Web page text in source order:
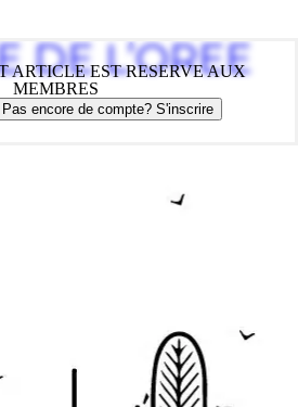
ARTICLE EST RESERVE AUX
MEMBRES
Pas encore de compte? S'inscrire
DE L’OREE